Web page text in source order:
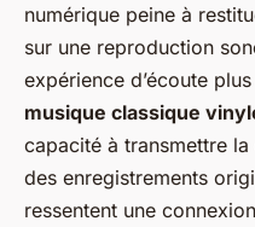
numérique peine à
sur une reproduction
expérience d’écoute
musique classique
capacité à transmettre
des enregistrements
ressentent une